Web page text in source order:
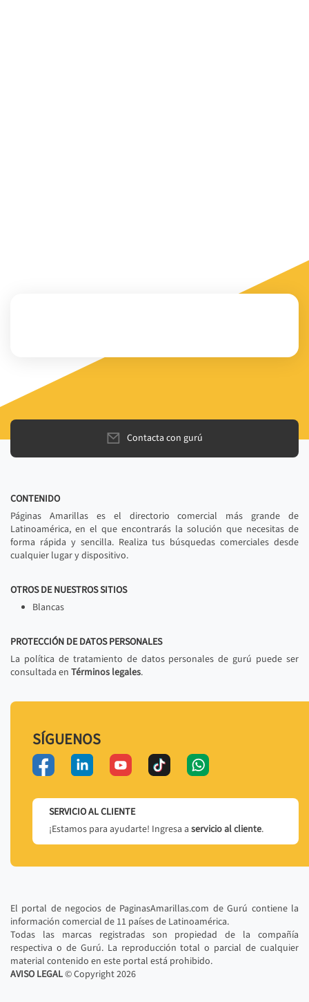
Contacta con gurú
CONTENIDO
Páginas Amarillas es el directorio comercial más grande de
Latinoamérica, en el que encontrarás la solución que necesitas de
forma rápida y sencilla. Realiza tus búsquedas comerciales desde
cualquier lugar y dispositivo.
OTROS DE NUESTROS SITIOS
Blancas
PROTECCIÓN DE DATOS PERSONALES
La política de tratamiento de datos personales de gurú puede ser
consultada en Términos legales.
SÍGUENOS
SERVICIO AL CLIENTE
¡Estamos para ayudarte! Ingresa a servicio al cliente.
El portal de negocios de PaginasAmarillas.com de Gurú contiene la
información comercial de 11 países de Latinoamérica.
Todas las marcas registradas son propiedad de la compañía
respectiva o de Gurú. La reproducción total o parcial de cualquier
material contenido en este portal está prohibido.
AVISO LEGAL© Copyright2026